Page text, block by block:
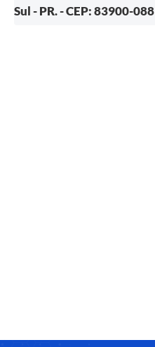
Sul - PR. - CEP: 83900-088